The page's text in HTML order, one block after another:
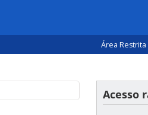
Área Restrita
Acesso